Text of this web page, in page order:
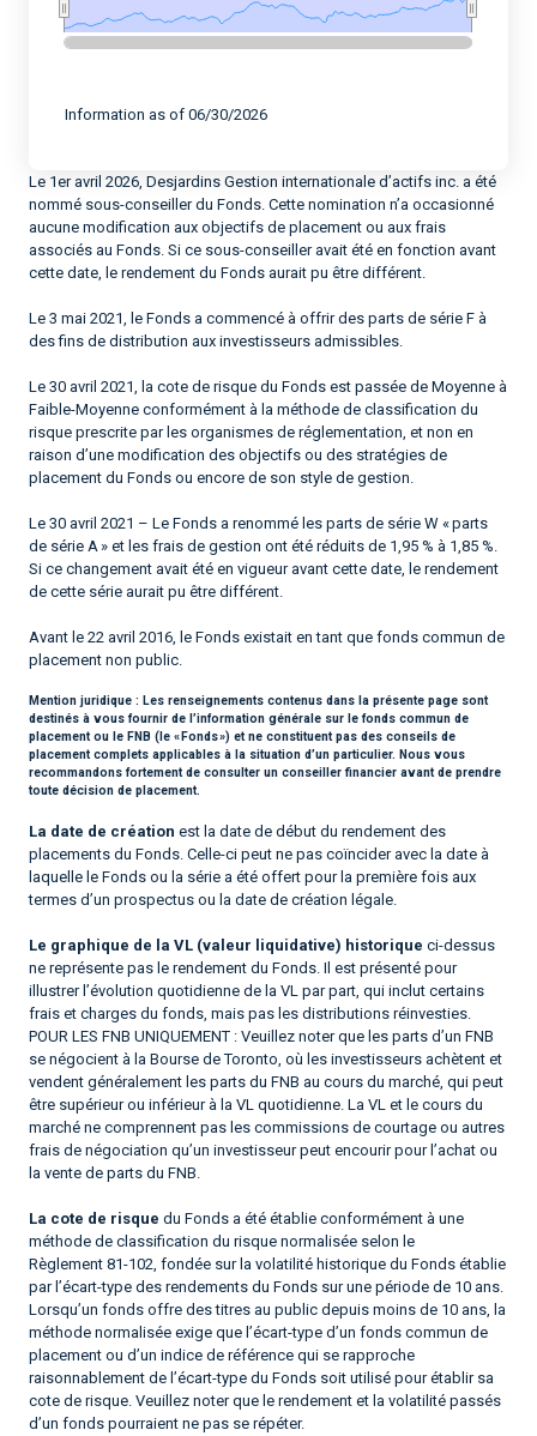
Information as of 06/30/2026
Le 1er avril 2026, Desjardins Gestion internationale d’actifs inc. a été
nommé sous-conseiller du Fonds. Cette nomination n’a occasionné
aucune modification aux objectifs de placement ou aux frais
associés au Fonds. Si ce sous-conseiller avait été en fonction avant
cette date, le rendement du Fonds aurait pu être différent.
Le 3 mai 2021, le Fonds a commencé à offrir des parts de série F à
des fins de distribution aux investisseurs admissibles.
Le 30 avril 2021, la cote de risque du Fonds est passée de Moyenne à
Faible-Moyenne conformément à la méthode de classification du
risque prescrite par les organismes de réglementation, et non en
raison d’une modification des objectifs ou des stratégies de
placement du Fonds ou encore de son style de gestion.
Le 30 avril 2021 – Le Fonds a renommé les parts de série W « parts
de série A » et les frais de gestion ont été réduits de 1,95 % à 1,85 %.
Si ce changement avait été en vigueur avant cette date, le rendement
de cette série aurait pu être différent.
Avant le 22 avril 2016, le Fonds existait en tant que fonds commun de
placement non public.
Mention juridique : Les renseignements contenus dans la présente page sont
destinés à vous fournir de l’information générale sur le fonds commun de
placement ou le FNB (le « Fonds ») et ne constituent pas des conseils de
placement complets applicables à la situation d’un particulier. Nous vous
recommandons fortement de consulter un conseiller financier avant de prendre
toute décision de placement.
La date de création est la date de début du rendement des
placements du Fonds. Celle-ci peut ne pas coïncider avec la date à
laquelle le Fonds ou la série a été offert pour la première fois aux
termes d’un prospectus ou la date de création légale.
Le graphique de la VL (valeur liquidative) historique ci-dessus
ne représente pas le rendement du Fonds. Il est présenté pour
illustrer l’évolution quotidienne de la VL par part, qui inclut certains
frais et charges du fonds, mais pas les distributions réinvesties.
POUR LES FNB UNIQUEMENT : Veuillez noter que les parts d’un FNB
se négocient à la Bourse de Toronto, où les investisseurs achètent et
vendent généralement les parts du FNB au cours du marché, qui peut
être supérieur ou inférieur à la VL quotidienne. La VL et le cours du
marché ne comprennent pas les commissions de courtage ou autres
frais de négociation qu’un investisseur peut encourir pour l’achat ou
la vente de parts du FNB.
La cote de risque du Fonds a été établie conformément à une
méthode de classification du risque normalisée selon le
Règlement 81-102, fondée sur la volatilité historique du Fonds établie
par l’écart-type des rendements du Fonds sur une période de 10 ans.
Lorsqu’un fonds offre des titres au public depuis moins de 10 ans, la
méthode normalisée exige que l’écart-type d’un fonds commun de
placement ou d’un indice de référence qui se rapproche
raisonnablement de l’écart-type du Fonds soit utilisé pour établir sa
cote de risque. Veuillez noter que le rendement et la volatilité passés
d’un fonds pourraient ne pas se répéter.